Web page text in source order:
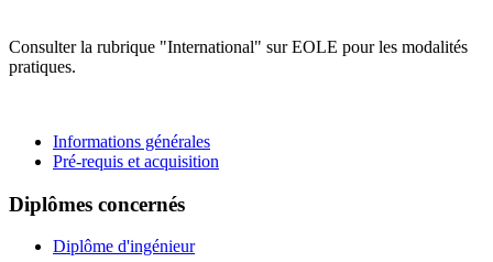
Consulter la rubrique "International" sur EOLE pour les modalités
pratiques.
Informations générales
Pré-requis et acquisition
Diplômes concernés
Diplôme d'ingénieur